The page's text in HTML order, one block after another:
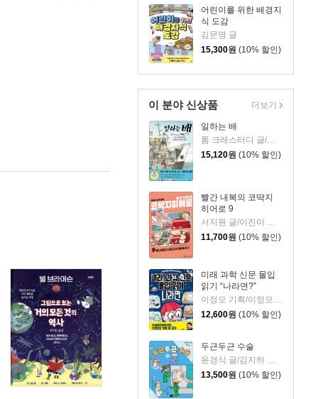
어린이를 위한 배경지
식 도감
김문영 글
15,300원 (10% 할인)
이 분야 신상품
일하는 배
톰 크레스터디 글/장석봉 그림
15,120원 (10% 할인)
빨간 내복의 코딱지
히어로 9
11,700원 (10% 할인)
미래 과학 신문 몰입
읽기 “나라면?”
이정모 기획/이정모 감수/박정란,서재인 글/신병근 그림
12,600원 (10% 할인)
두근두근 수술
윤경식 글/김지하 그림
13,500원 (10% 할인)
더보기